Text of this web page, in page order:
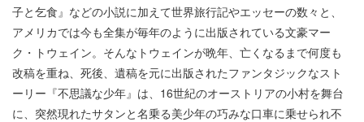
子と乞食』などの小説に加えて世界旅行記やエッセーの数々と、
アメリカでは今も全集が毎年のように出版されている文豪マー
ク・トウェイン。そんなトウェインが晩年、亡くなるまで何度も
改稿を重ね、死後、遺稿を元に出版されたファンタジックなスト
ーリー『不思議な少年』は、16世紀のオーストリアの小村を舞台
に、突然現れたサタンと名乗る美少年の巧みな口車に乗せられ不